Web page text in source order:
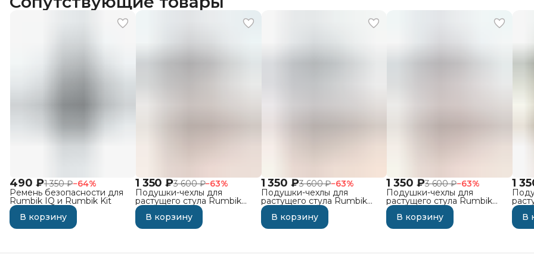
490 ₽1 350 ₽−64%
Ремень безопасности для
Rumbik IQ и Rumbik Kit
В корзину
1 350 ₽3 600 ₽−63%
Подушки-чехлы для
растущего стула Rumbik
Kit, тёмно-серые со
звёздами
В корзину
1 350 ₽3 600 ₽−63%
Подушки-чехлы для
растущего стула Rumbik
Kit, скандинавия
В корзину
1 350 ₽3 600 ₽−63%
Подушки-чехлы для
растущего стула Rumbik
Kit, серые
В корзину
1
Kit,
В